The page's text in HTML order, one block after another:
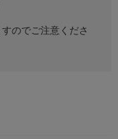
のでご注意くださ